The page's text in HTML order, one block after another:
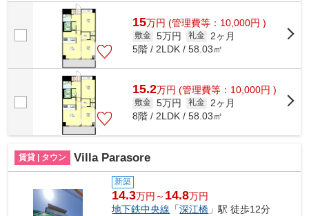
して、自信をもって情報を提供できるマン...
15万円 (管理費等：10,000円 )
敷金 5万円 礼金
2ヶ月
5階 / 2LDK / 58.03㎡
15.2万円 (管理費等：10,000円 )
敷金 5万円 礼金
2ヶ月
8階 / 2LDK / 58.03㎡
賃貸 | タウン Villa Parasore
新築
14.3万円～ 14.8万円
地下鉄中央線 「深江橋 」駅 徒歩12分